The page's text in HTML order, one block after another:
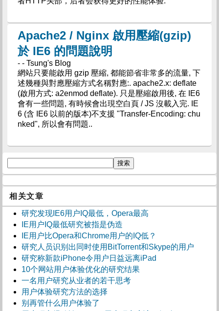
Apache2 / Nginx 啟用壓縮(gzip)
於 IE6 的問題說明
- - Tsung's Blog
網站只要能啟用 gzip 壓縮, 都能節省非常多的流量, 下
述幾種與對應壓縮方式名稱對應:. apache2.x: deflate
(啟用方式: a2enmod deflate). 只是壓縮啟用後, 在 IE6
會有一些問題, 有時候會出現空白頁 / JS 沒載入完. IE
6 (含 IE6 以前的版本)不支援 "Transfer-Encoding: chu
nked", 所以會有問題..
相关文章
研究发现IE6用户IQ最低，Opera最高
IE用户IQ最低研究被指是伪造
IE用户比Opera和Chrome用户的IQ低？
研究人员识别出同时使用BitTorrent和Skype的用户
研究称新款iPhone令用户日益远离iPad
10个网站用户体验优化的研究结果
一名用户研究从业者的若干思考
用户体验研究方法的选择
别再管什么用户体验了